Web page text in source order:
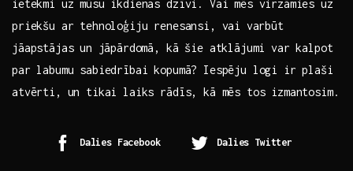
ietekmi uz mūsu ikdienas dzīvi. Vai mēs virzāmies uz
priekšu ar tehnoloģiju renesansi, vai⁤ varbūt⁢
jāapstājas ⁤un jāpārdomā, kā šie atklājumi var kalpot
par labumu sabiedrībai kopumā? ​Iespēju logi⁣ ir plaši
atvērti, un tikai​ laiks rādīs, kā mēs tos izmantosim.
Dalies Facebook Dalies Twitter